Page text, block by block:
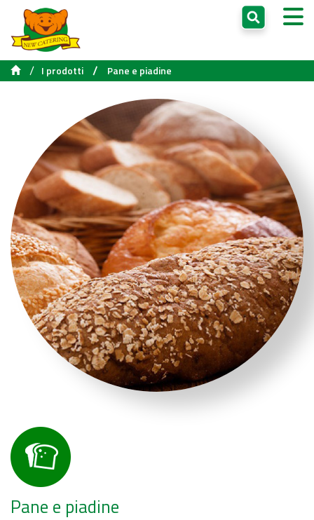
/ I prodotti / Pane e piadine
Pane e piadine